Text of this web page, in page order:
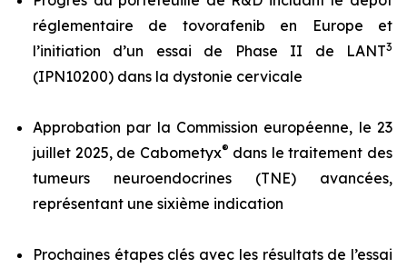
réglementaire de tovorafenib en Europe et
l’initiation d’un essai de Phase II de LANT3
(IPN10200) dans la dystonie cervicale
Approbation par la Commission européenne, le 23
juillet 2025, de Cabometyx® dans le traitement des
tumeurs neuroendocrines (TNE) avancées,
représentant une sixième indication
Prochaines étapes clés avec les résultats de l’essai